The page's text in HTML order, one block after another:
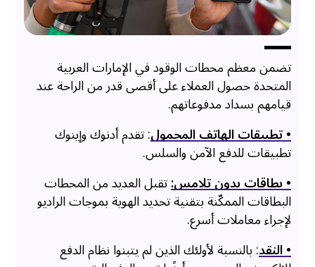
تضمن معظم محطات الوقود في الإمارات العربية
المتحدة حصول العملاء على أقصى قدر من الراحة عند
قيامهم بسداد مدفوعاتهم.
• تطبيقات الهاتف المحمول: تقدم أدنوك وإينوك
تطبيقات للدفع الآمن والسلس.
• بطاقات بدون تلامس:تقبل العديد من المحطات
البطاقات الممكّنة بتقنية تحديد الهوية بموجات الراديو
لإجراء معاملات أسرع.
• النقد: بالنسبة لأولئك الذين لم يتبنوا نظام الدفع